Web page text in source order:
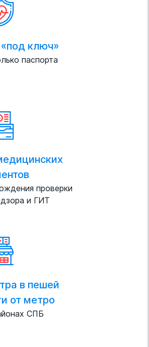
ключ»
паспорта
проверки
и ГИТ
в пешей
от метро
СПБ